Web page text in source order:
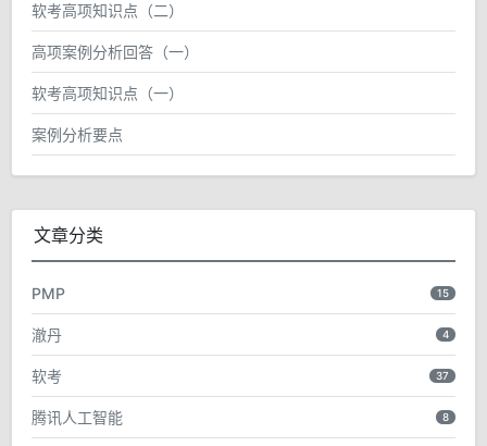
软考高项知识点（二）
高项案例分析回答（一）
软考高项知识点（一）
案例分析要点
文章分类
PMP 15
澈丹 4
软考 37
腾讯人工智能 8